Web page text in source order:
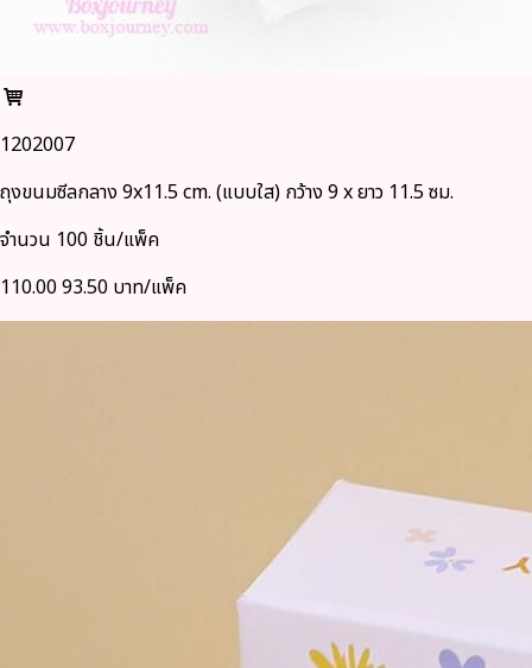
1202007
ถุงขนมซีลกลาง 9x11.5 cm. (แบบใส) กว้าง 9 x ยาว 11.5 ซม.
จำนวน 100 ชิ้น/แพ็ค
110.0093.50 บาท/แพ็ค